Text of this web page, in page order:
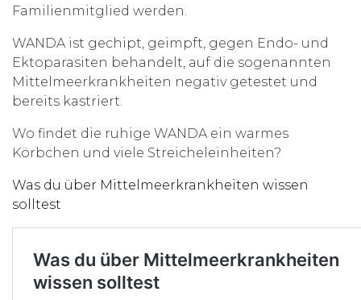
Familienmitglied werden.
WANDA ist gechipt, geimpft, gegen Endo- und
Ektoparasiten behandelt, auf die sogenannten
Mittelmeerkrankheiten negativ getestet und
bereits kastriert.
Wo findet die ruhige WANDA ein warmes
Körbchen und viele Streicheleinheiten?
Was du über Mittelmeerkrankheiten wissen
solltest